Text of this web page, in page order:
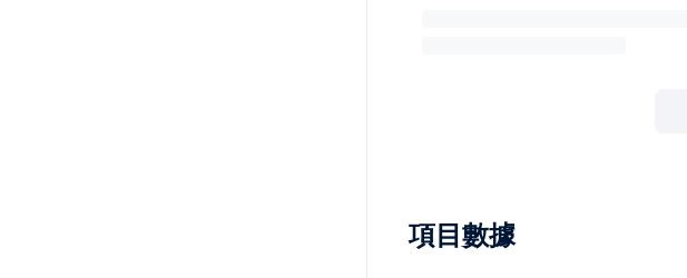
項目數據